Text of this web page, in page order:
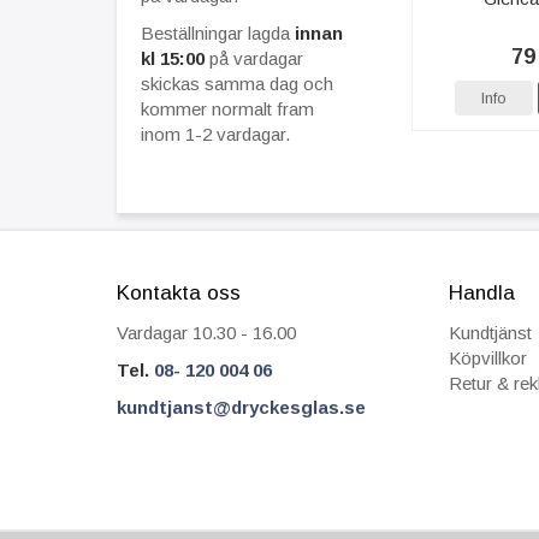
Beställningar lagda innan
kl 15:00på vardagar
skickas samma dag och
kommer normalt fram
inom 1-2 vardagar.
Info
Kontakta oss
Vardagar 10.30 - 16.00
Tel. 08- 120 004 06
kundtjanst@dryckesglas.se
Handla
Kundtjänst
Köpvillkor
Retur &